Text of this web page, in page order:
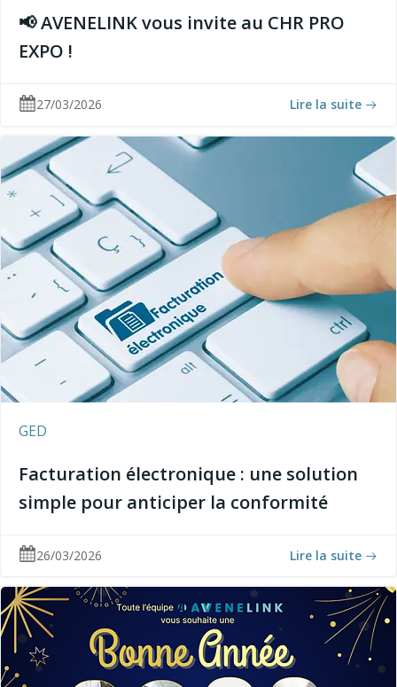
📢 AVENELINK vous invite au CHR PRO
EXPO !
27/03/2026 Lire la suite
GED
Facturation électronique : une solution
simple pour anticiper la conformité
26/03/2026 Lire la suite